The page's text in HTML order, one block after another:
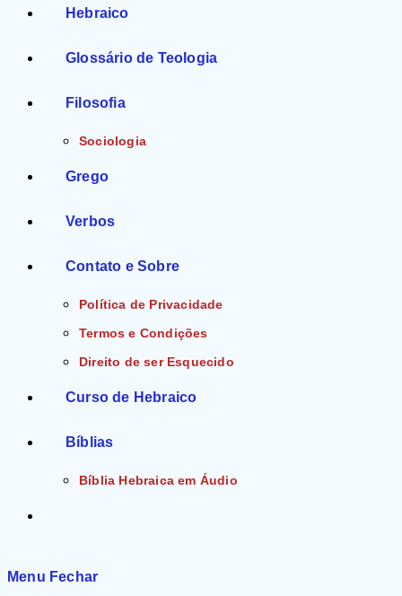
Hebraico
Glossário de Teologia
Filosofia
Sociologia
Grego
Verbos
Contato e Sobre
Política de Privacidade
Termos e Condições
Direito de ser Esquecido
Curso de Hebraico
Bíblias
Bíblia Hebraica em Áudio
Menu Fechar